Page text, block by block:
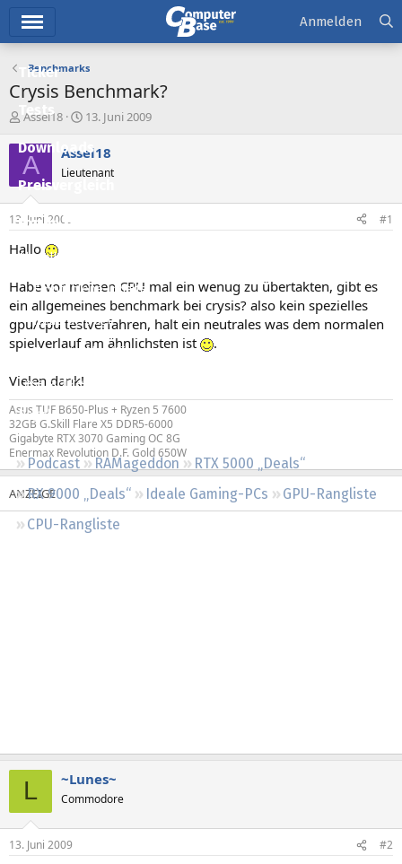
Ticker
Tests
Downloads
Preisvergleich
Forum
Aktuelles
Empfohlene Inhalte
Neue Beiträge
Neueste Aktivitäten
Leserartikel
Regeln
Podcast RAMageddon
RTX 5000 „Deals“
RX 9000 „Deals“
Ideale Gaming-PCs
GPU-Rangliste
CPU-Rangliste
Anmelden
Benchmarks
Crysis Benchmark?
E
s
t
e
e
r
Assel18
E
s
e
t
13. Juni 2009
A Assel18
Lieutenant
13. Juni 2009 #1
Hallo
Habe vor meinen CPU mal ein wenug zu übertakten, gibt es
ein allgemeines benchmark bei crysis? also kein spezielles
gpu/cpu testverfahren, halt ein neutrales was dem normalen
spielverlauf am ähnlichsten ist
.
Vielen dank!
Asus TUF B650-Plus + Ryzen 5 7600
32GB G.Skill Flare X5 DDR5-6000
Gigabyte RTX 3070 Gaming OC 8G
Enermax Revolution D.F. Gold 650W
L ~Lunes~
Commodore
13. Juni 2009 #2